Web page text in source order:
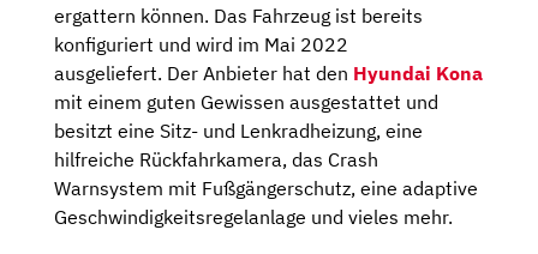
ergattern können. Das Fahrzeug ist bereits
konfiguriert und wird im Mai 2022
ausgeliefert. Der Anbieter hat den Hyundai Kona
mit einem guten Gewissen ausgestattet und
besitzt eine Sitz- und Lenkradheizung, eine
hilfreiche Rückfahrkamera, das Crash
Warnsystem mit Fußgängerschutz, eine adaptive
Geschwindigkeitsregelanlage und vieles mehr.